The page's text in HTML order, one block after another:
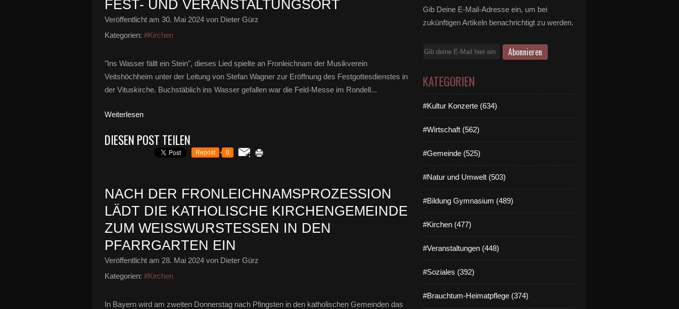
EST- UND VERANSTALTUNGSORT
Veröffentlicht am 30. Mai 2024 von Dieter Gürz
Kategorien: #Kirchen
"Ins Wasser fällt ein Stein", dieses Lied spielte an Fronleichnam der Musikverein
Veitshöchheim unter der Leitung von Stefan Wagner zur Eröffnung des Festgottesdienstes in
der Vituskirche. Buchstäblich ins Wasser gefallen war die Feld-Messe im Rondell...
Weiterlesen
DIESEN POST TEILEN
Repost 0
NACH DER FRONLEICHNAMSPROZESSION
LÄDT DIE KATHOLISCHE KIRCHENGEMEINDE
ZUM WEISSWURSTESSEN IN DEN P
FARRGARTEN EIN
Veröffentlicht am 28. Mai 2024 von Dieter Gürz
Kategorien: #Kirchen
In Bayern wird am zweiten Donnerstag nach Pfingsten in den katholischen Gemeinden das
Gib Deine E-Mail-Adresse ein, um bei
zukünftigen Artikeln benachrichtigt zu werden.
E-
KATEGORIEN
#Kultur Konzerte (634)
#Wirtschaft (562)
#Gemeinde (525)
#Natur und Umwelt (503)
#Bildung Gymnasium (489)
#Kirchen (477)
#Veranstaltungen (448)
#Soziales (392)
#Brauchtum-Heimatpflege (374)